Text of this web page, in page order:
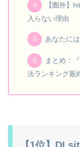
【圏外】
入らない理由
あなたに
まとめ：
法ランキング最